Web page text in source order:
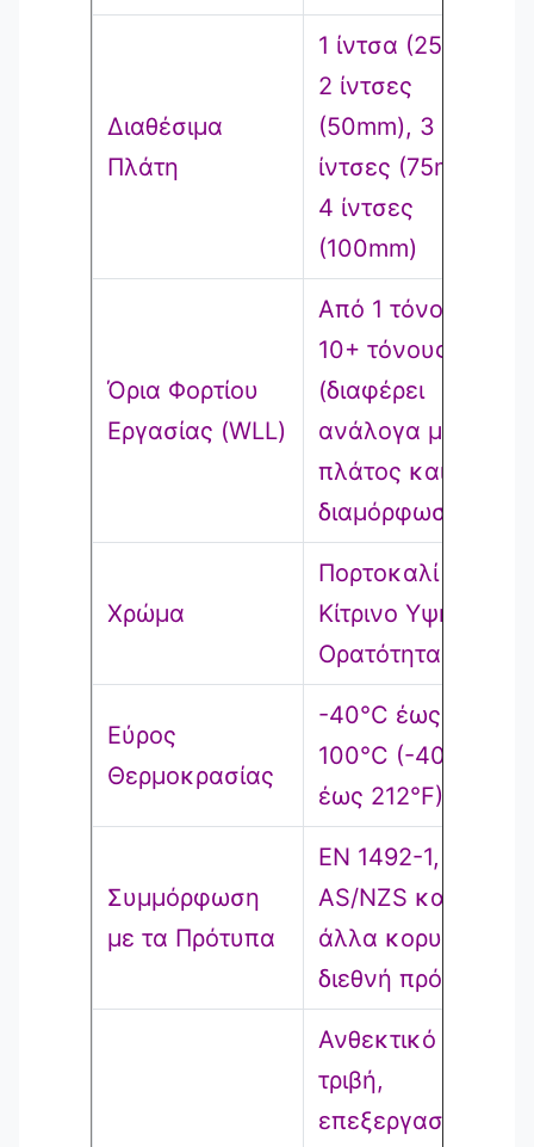
Διαθέσιμα
Πλάτη
1 ίντσα (25mm),
2 ίντσες
(50mm), 3
ίντσες (75mm),
4 ίντσες
(100mm)
Όρια Φορτίου
Εργασίας (WLL)
Από 1 τόνο έως
10+ τόνους
(διαφέρει
ανάλογα με το
πλάτος και τη
διαμόρφωση)
Χρώμα
Πορτοκαλί ή
Κίτρινο Υψηλής
Ορατότητας
Εύρος
Θερμοκρασίας
-40°C έως
100°C (-40°F
έως 212°F)
Συμμόρφωση
με τα Πρότυπα
EN 1492-1,
AS/NZS και
άλλα κορυφαία
διεθνή πρότυπα
Ανθεκτικό στην
τριβή,
επεξεργασμένο